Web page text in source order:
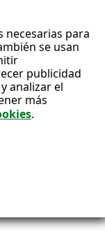
necesarias para
se usan
publicidad
analizar el
más
.